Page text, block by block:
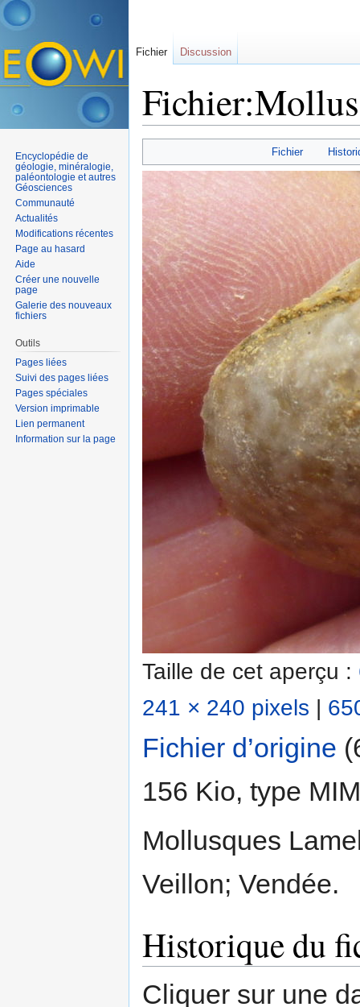
Fichier
Taille de cet aperçu :
241 × 240 pixels |
Fichier d’origine
156 Kio, type
Mollusques
Veillon; Vendée.
Historique du
Cliquer sur une
Fichier Discussion
Encyclopédie de
géologie, minéralogie,
paléontologie et autres
Géosciences
Communauté
Actualités
Modifications récentes
Page au hasard
Aide
Créer une nouvelle
page
Galerie des nouveaux
fichiers
Outils
Pages liées
Suivi des pages liées
Pages spéciales
Version imprimable
Lien permanent
Information sur la page